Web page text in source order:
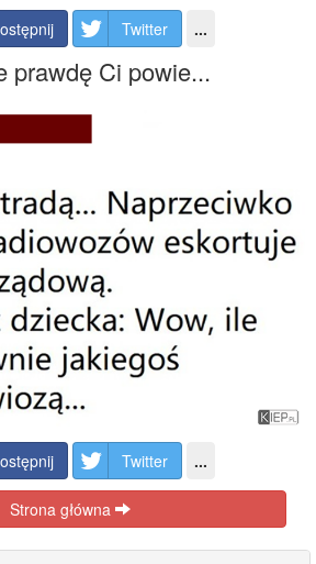
Twitter ...
prawdę Ci powie...
Twitter ...
Strona główna